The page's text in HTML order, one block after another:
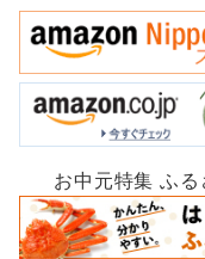
お中元特集 ふ